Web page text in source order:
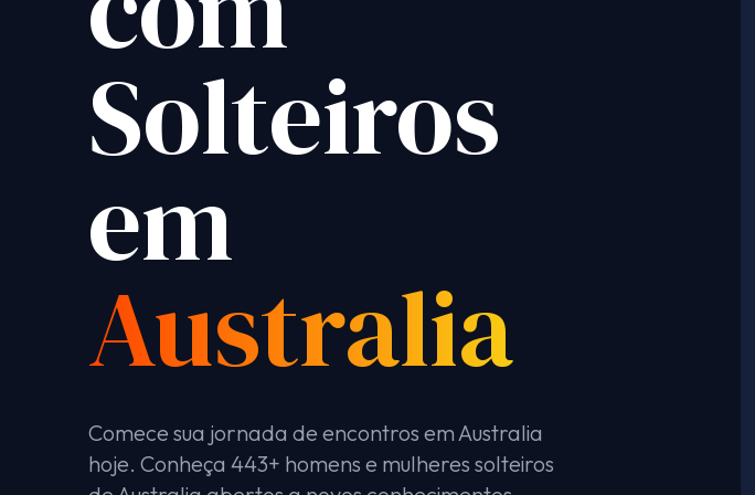
Solteiros
em
Australia
Comece sua jornada de encontros em Australia
hoje. Conheça 443+ homens e mulheres solteiros